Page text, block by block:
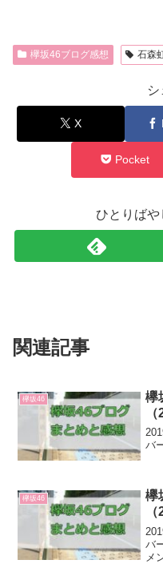
欅坂46ブログ感想 石森
シ
X
Pocket
ひとりば
関連記事
欅坂46
欅
バ
欅坂46
欅
バ
メ